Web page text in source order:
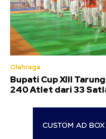
Olahraga
Bupati Cup XIII
240 Atlet dari 33